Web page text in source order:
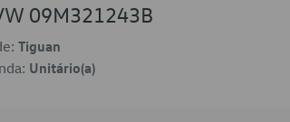
09M321243B
Tiguan
Unitário(a)